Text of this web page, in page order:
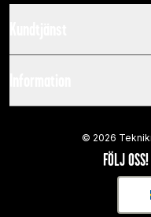
FÖLJ OSS!
© 2026